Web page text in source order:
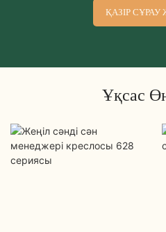
ҚАЗІР СҰРАУ
Ұқсас